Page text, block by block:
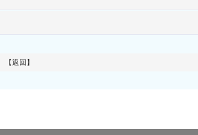
【返回】